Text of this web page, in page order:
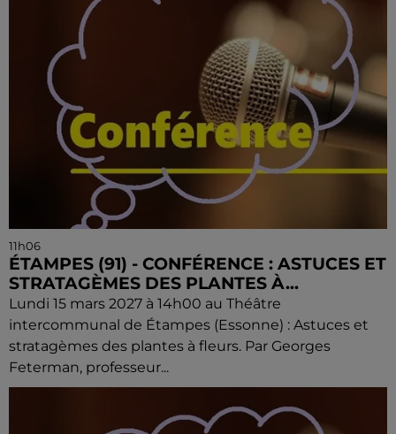
11h06
ÉTAMPES (91) - CONFÉRENCE : ASTUCES ET
STRATAGÈMES DES PLANTES À...
Lundi 15 mars 2027 à 14h00 au Théâtre
intercommunal de Étampes (Essonne) : Astuces et
stratagèmes des plantes à fleurs. Par Georges
Feterman, professeur...